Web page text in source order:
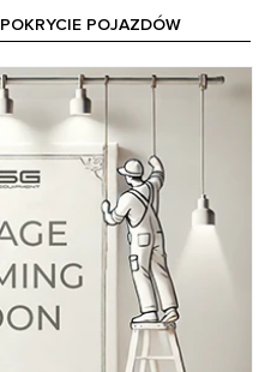
POKRYCIE POJAZDÓW